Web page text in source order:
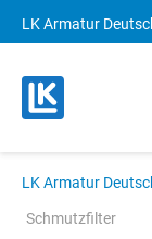
LK Armatur
LK Armatur
Schmutzfilter